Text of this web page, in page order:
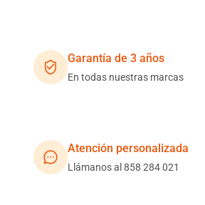
Garantía de 3 años
En todas nuestras marcas
Atención personalizada
Llámanos al 858 284 021